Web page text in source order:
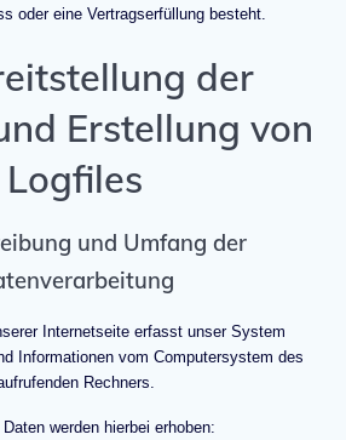
oder eine Vertragserfüllung besteht.
der
Erstellung von
Logfiles
und Umfang der
Internetseite erfasst unser System
Informationen vom Computersystem des
Rechners.
Daten werden hierbei erhoben: